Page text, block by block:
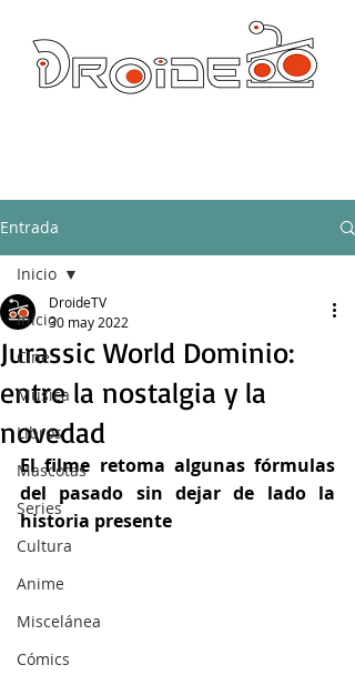
Entrada
Inicio
Cine
Música
Libros
Mascotas
Series
Cultura
Anime
Miscelánea
Cómics
Inicio
Jurassic World Dominio:
entre la nostalgia y la
novedad
DroideTV
30 may 2022
El filme retoma algunas fórmulas
del pasado sin dejar de lado la
historia presente